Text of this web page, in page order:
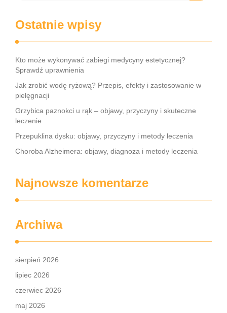
Ostatnie wpisy
Kto może wykonywać zabiegi medycyny estetycznej?
Sprawdź uprawnienia
Jak zrobić wodę ryżową? Przepis, efekty i zastosowanie w
pielęgnacji
Grzybica paznokci u rąk – objawy, przyczyny i skuteczne
leczenie
Przepuklina dysku: objawy, przyczyny i metody leczenia
Choroba Alzheimera: objawy, diagnoza i metody leczenia
Najnowsze komentarze
Archiwa
sierpień 2026
lipiec 2026
czerwiec 2026
maj 2026